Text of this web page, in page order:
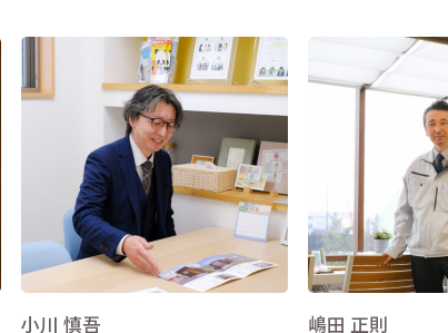
小川 慎吾 嶋田 正則